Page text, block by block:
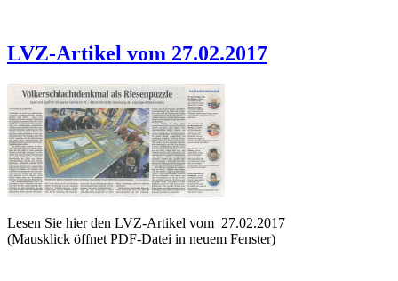
LVZ-Artikel vom 27.02.2017
Lesen Sie hier den LVZ-Artikel vom 27.02.2017
(Mausklick öffnet PDF-Datei in neuem Fenster)